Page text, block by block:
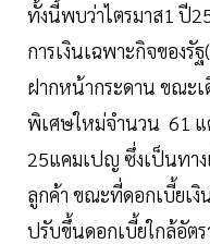
ทั้งนี้พบว่าไตรมาส1 ปี
การเงินเฉพาะกิจของรั
ฝากหน้ากระดาน ขณะ
พิเศษใหม่จำนวน 61
25แคมเปญ ซึ่งเป็นทา
ลูกค้า ขณะที่ดอกเบี้ยเงิ
ปรับขึ้นดอกเบี้ยใกล้อัต